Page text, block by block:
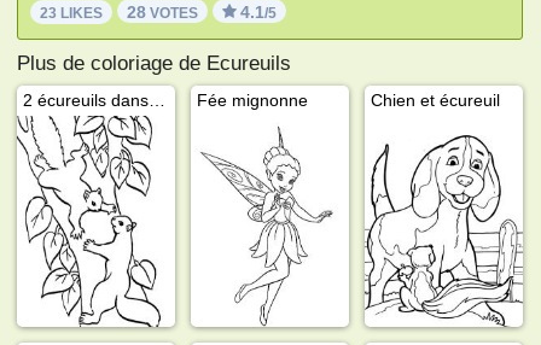
23 LIKES 28 VOTES 4.1/5
Plus de coloriage de Ecureuils
Fée mignonne Chien et écureuil